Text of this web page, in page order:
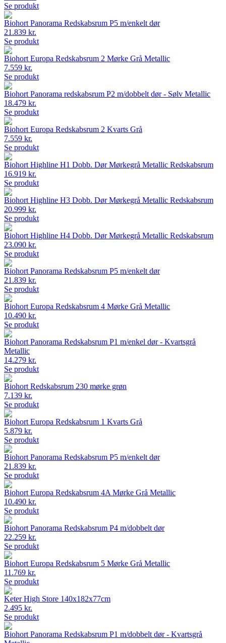
Se produkt
Biohort Panorama Redskabsrum P5 m/enkelt dør
21.839 kr.
Se produkt
Biohort Europa Redskabsrum 2 Mørke Grå Metallic
7.559 kr.
Se produkt
Biohort Panorama redskabsrum P2 m/dobbelt dør - Sølv Metallic
18.479 kr.
Se produkt
Biohort Europa Redskabsrum 2 Kvarts Grå
7.559 kr.
Se produkt
Biohort Highline H1 Dobb. Dør Mørkegrå Metallic Redskabsrum
16.919 kr.
Se produkt
Biohort Highline H3 Dobb. Dør Mørkegrå Metallic Redskabsrum
20.999 kr.
Se produkt
Biohort Highline H4 Dobb. Dør Mørkegrå Metallic Redskabsrum
23.090 kr.
Se produkt
Biohort Panorama Redskabsrum P5 m/enkelt dør
21.839 kr.
Se produkt
Biohort Europa Redskabsrum 4 Mørke Grå Metallic
10.490 kr.
Se produkt
Biohort Panorama Redskabsrum P1 m/enkel dør - Kvartsgrå
Metallic
14.279 kr.
Se produkt
Biohort Redskabsrum 230 mørke grøn
7.139 kr.
Se produkt
Biohort Europa Redskabsrum 1 Kvarts Grå
5.879 kr.
Se produkt
Biohort Panorama Redskabsrum P5 m/enkelt dør
21.839 kr.
Se produkt
Biohort Europa Redskabsrum 4A Mørke Grå Metallic
10.490 kr.
Se produkt
Biohort Panorama Redskabsrum P4 m/dobbelt dør
22.259 kr.
Se produkt
Biohort Europa Redskabsrum 5 Mørke Grå Metallic
11.769 kr.
Se produkt
Keter High Store 140x182x77cm
2.495 kr.
Se produkt
Biohort Panorama Redskabsrum P1 m/dobbelt dør - Kvartsgrå